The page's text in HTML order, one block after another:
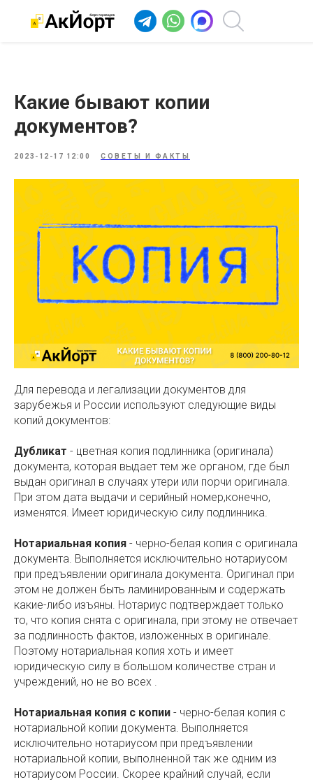
Какие бывают копии
документов?
2023-12-17 12:00 СОВЕТЫ И ФАКТЫ
Для перевода и легализации документов для
зарубежья и России используют следующие виды
копий документов:
Дубликат - цветная копия подлинника (оригинала)
документа, которая выдает тем же органом, где был
выдан оригинал в случаях утери или порчи оригинала.
При этом дата выдачи и серийный номер,конечно,
изменятся. Имеет юридическую силу подлинника.
Нотариальная копия - черно-белая копия с оригинала
документа. Выполняется исключительно нотариусом
при предъявлении оригинала документа. Оригинал при
этом не должен быть ламинированным и содержать
какие-либо изъяны. Нотариус подтверждает только
то, что копия снята с оригинала, при этому не отвечает
за подлинность фактов, изложенных в оригинале.
Поэтому нотариальная копия хоть и имеет
юридическую силу в большом количестве стран и
учреждений, но не во всех .
Нотариальная копия с копии - черно-белая копия с
нотариальной копии документа. Выполняется
исключительно нотариусом при предъявлении
нотариальной копии, выполненной так же одним из
нотариусом России. Скорее крайний случай, если